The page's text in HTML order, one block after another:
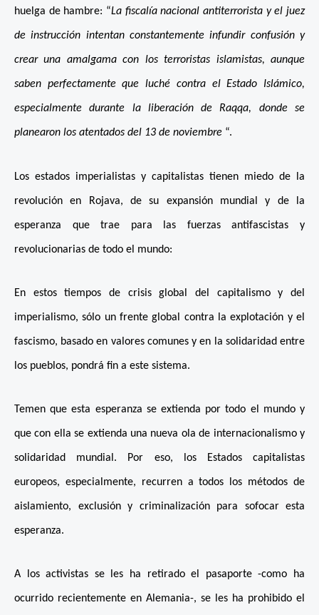
huelga de hambre: “La fiscalía nacional antiterrorista y el juez
de instrucción intentan constantemente infundir confusión y
crear una amalgama con los terroristas islamistas, aunque
saben perfectamente que luché contra el Estado Islámico,
especialmente durante la liberación de Raqqa, donde se
planearon los atentados del 13 de noviembre “.
Los estados imperialistas y capitalistas tienen miedo de la
revolución en Rojava, de su expansión mundial y de la
esperanza que trae para las fuerzas antifascistas y
revolucionarias de todo el mundo:
En estos tiempos de crisis global del capitalismo y del
imperialismo, sólo un frente global contra la explotación y el
fascismo, basado en valores comunes y en la solidaridad entre
los pueblos, pondrá fin a este sistema.
Temen que esta esperanza se extienda por todo el mundo y
que con ella se extienda una nueva ola de internacionalismo y
solidaridad mundial. Por eso, los Estados capitalistas
europeos, especialmente, recurren a todos los métodos de
aislamiento, exclusión y criminalización para sofocar esta
esperanza.
A los activistas se les ha retirado el pasaporte -como ha
ocurrido recientemente en Alemania-, se les ha prohibido el